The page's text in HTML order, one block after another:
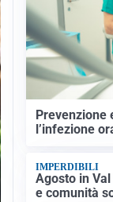
Prevenzione
l’infezione
IMPERDIBILI
Agosto in
e comunità